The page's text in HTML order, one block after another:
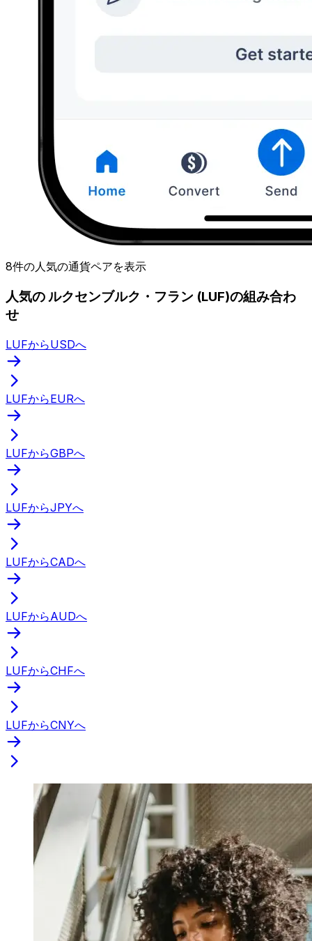
8件の人気の通貨ペアを表示
人気の ルクセンブルク・フラン (LUF)の組み合わ
せ
LUFからUSDへ
LUFからEURへ
LUFからGBPへ
LUFからJPYへ
LUFからCADへ
LUFからAUDへ
LUFからCHFへ
LUFからCNYへ